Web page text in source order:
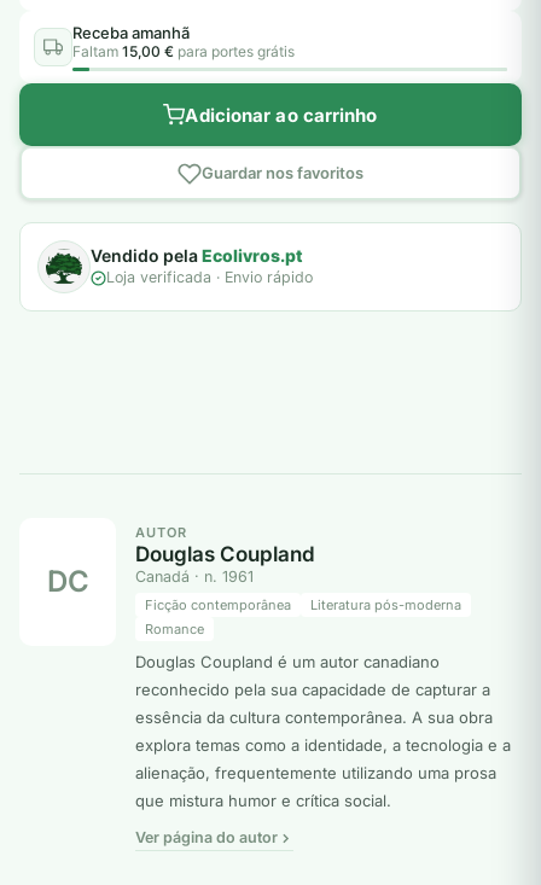
Receba amanhã
Faltam 15,00 € para portes grátis
Adicionar ao carrinho
Guardar nos favoritos
Vendido pelaEcolivros.pt
Loja verificada · Envio rápido
DC
AUTOR
Douglas Coupland
Canadá · n. 1961
Ficção contemporânea
Literatura pós-moderna
Romance
Douglas Coupland é um autor canadiano
reconhecido pela sua capacidade de capturar a
essência da cultura contemporânea. A sua obra
explora temas como a identidade, a tecnologia e a
alienação, frequentemente utilizando uma prosa
que mistura humor e crítica social.
Ver página do autor